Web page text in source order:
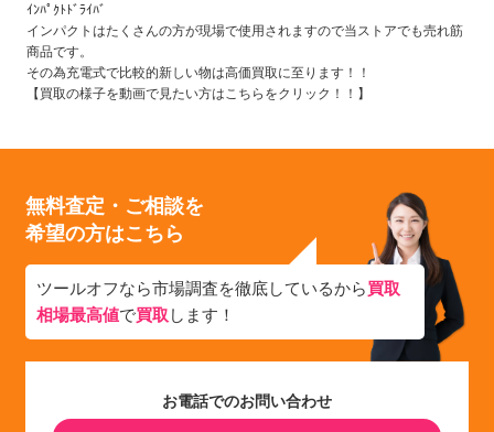
ｲﾝﾊﾟｸﾄﾄﾞﾗｲﾊﾞ
インパクトはたくさんの方が現場で使用されますので当ストアでも売れ筋
商品です。
その為充電式で比較的新しい物は高価買取に至ります！！
【買取の様子を動画で見たい方はこちらをクリック！！】
無料査定・ご相談を
希望の方はこちら
ツールオフなら市場調査を徹底しているから買取
相場最高値で買取 します！
お電話でのお問い合わせ